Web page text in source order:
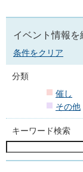
イベント情報を
条件をクリア
分類
催し
その他
キーワード検索